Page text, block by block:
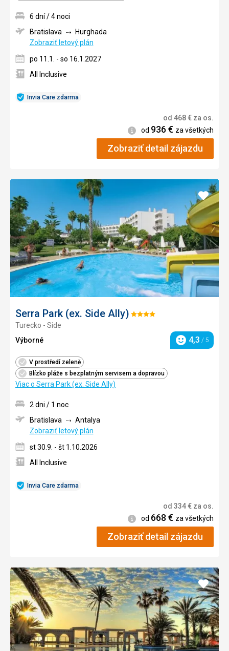
Invia Care zdarma
6 dní / 4 noci
Bratislava
Hurghada
Zobraziť letový plán
po 11.1. - so 16.1.2027
All Inclusive
od 468€ za os.
Informácie
od 936€ za všetkých
Zobraziť detail zájazdu
Serra Park (ex. Side Ally) Hodnotenie:
Turecko - Side
Výborné
Hodnotenie
4,3 / 5
V prostředí zeleně
Blízko pláže s bezplatným servisem a dopravou
Viac o Serra Park (ex. Side Ally)
Pridať
do
Invia Care zdarma
2 dni / 1 noc
Bratislava
Antalya
Zobraziť letový plán
st 30.9. - št 1.10.2026
All Inclusive
od 334€ za os.
Informácie
od 668 € za všetkých
Zobraziť detail zájazdu
Pridať
do